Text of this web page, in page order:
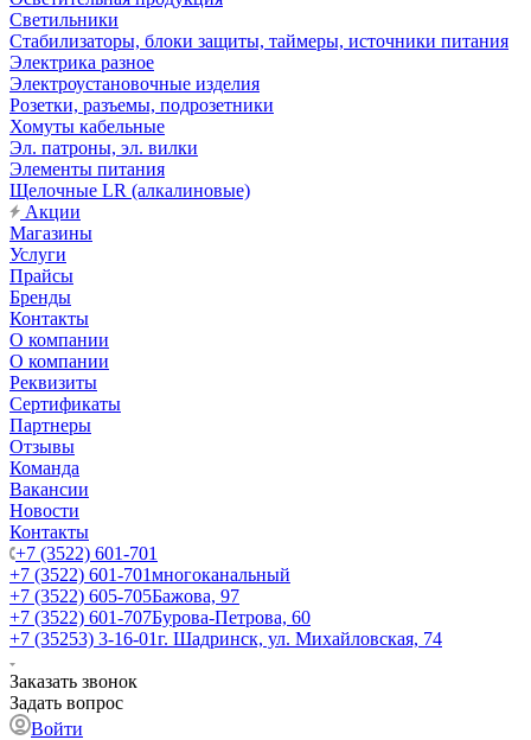
Светильники
Стабилизаторы, блоки защиты, таймеры, источники питания
Электрика разное
Электроустановочные изделия
Розетки, разъемы, подрозетники
Хомуты кабельные
Эл. патроны, эл. вилки
Элементы питания
Щелочные LR (алкалиновые)
Акции
Магазины
Услуги
Прайсы
Бренды
Контакты
О компании
О компании
Реквизиты
Сертификаты
Партнеры
Отзывы
Команда
Вакансии
Новости
Контакты
+7 (3522) 601-701
+7 (3522) 601-701многоканальный
+7 (3522) 605-705Бажова, 97
+7 (3522) 601-707Бурова-Петрова, 60
+7 (35253) 3-16-01г. Шадринск, ул. Михайловская, 74
Заказать звонок
Задать вопрос
Войти